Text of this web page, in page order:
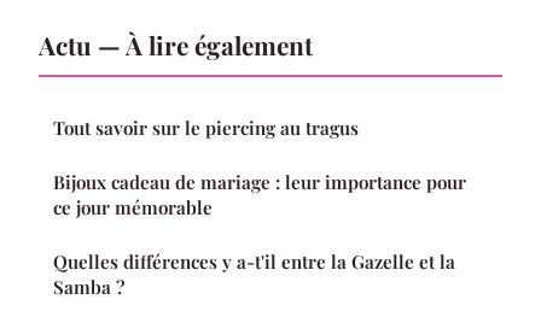
Actu — À lire également
Tout savoir sur le piercing au tragus
Bijoux cadeau de mariage : leur importance pour
ce jour mémorable
Quelles différences y a-t'il entre la Gazelle et la
Samba ?